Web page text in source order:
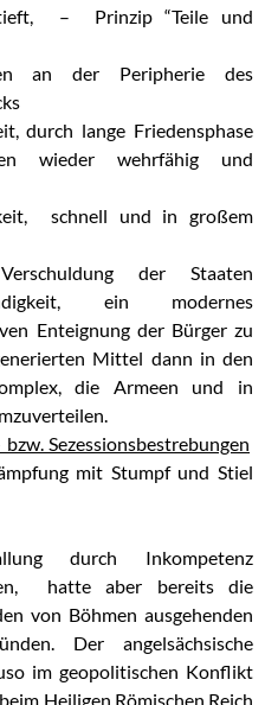
– Prinzip “Teile und
an der Peripherie des
durch lange Friedensphase
wieder wehrfähig und
schnell und in großem
der Staaten
ein modernes
Enteignung der Bürger zu
Mittel dann in den
die Armeen und in
Sezessionsbestrebungen
mit Stumpf und Stiel
durch Inkompetenz
hatte aber bereits die
von Böhmen ausgehenden
Der angelsächsische
im geopolitischen Konflikt
Heiligen Römischen Reich